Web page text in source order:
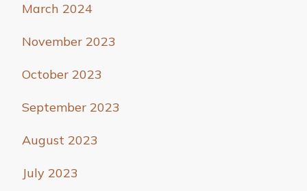
March 2024
November 2023
October 2023
September 2023
August 2023
July 2023